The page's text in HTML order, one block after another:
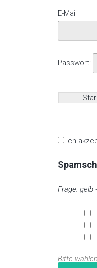
E-Mail
Passwort:
Ich
Frage: gelb
Bitte